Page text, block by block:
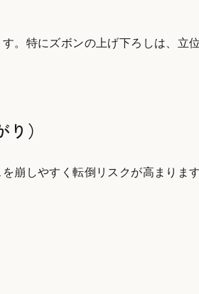
。特にズボンの上げ下ろしは、立
）
崩しやすく転倒リスクが高まりま